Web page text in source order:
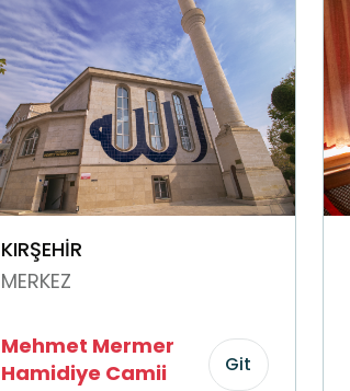
KIRŞEHİR
MERKEZ
Mehmet Mermer
Hamidiye Camii
Git